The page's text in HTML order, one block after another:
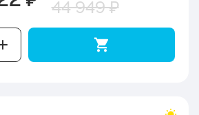
44 949 ₽